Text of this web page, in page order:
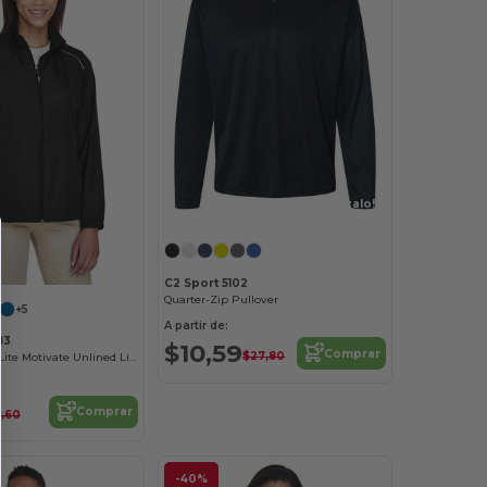
+5
Ladies Techno Lite Motivate Unlined Lightweight Jacket
Comprar
¡Personalízalo!
C2 Sport 5102
Quarter-Zip Pullover
A partir de:
$10,59$27,80 Comprar
-40%